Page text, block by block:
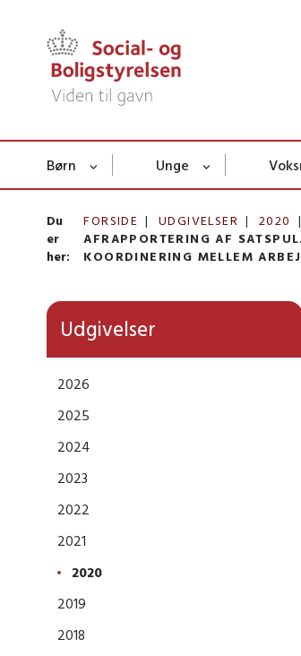
Børn Unge
Du
er
her:
FORSIDE UDGIVELSER
2020
AFRAPPORTERING AF
KOORDINERING MELLEM
Udgivelser
2026
2025
2024
2023
2022
2021
2020
2019
2018